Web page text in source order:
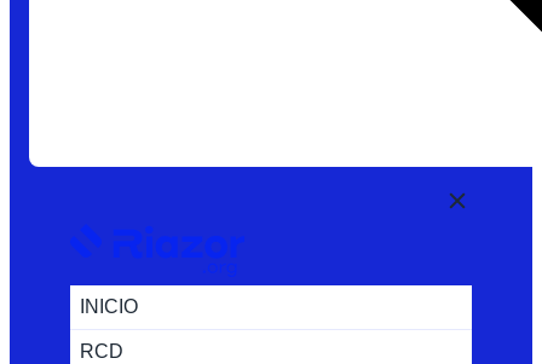
INICIO
RCD